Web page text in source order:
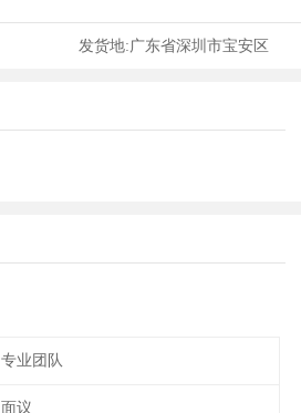
发货地:广东省深圳市宝安区
专业团队
面议